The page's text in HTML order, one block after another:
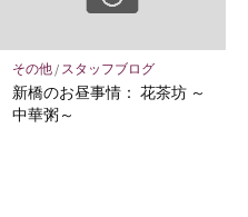
その他/ スタッフブログ
新橋のお昼事情： 花茶坊 ～
中華粥～